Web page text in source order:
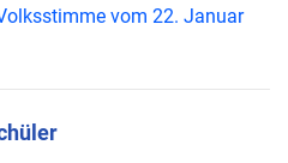
vom 22. Januar